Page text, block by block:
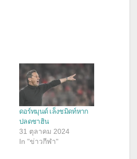
ดอร์ทมุนด์ เล็งชมิดท์หาก
ปลดชาฮิน
31 ตุลาคม 2024
In "ข่าวกีฬา"